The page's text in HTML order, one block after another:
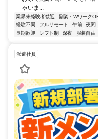
ゃいま...
業界未経験者歓迎 副業・Wワーク
経験不問
フルリモート 午前 夜間
長期歓迎
シフト制 深夜 服装自由
派遣社員